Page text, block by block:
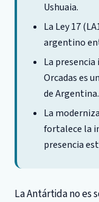
Ushuaia.
La Ley 17
argentino
La
Orcadas es
de Argentina.
La
fortalece la
presencia
La Antártida no es